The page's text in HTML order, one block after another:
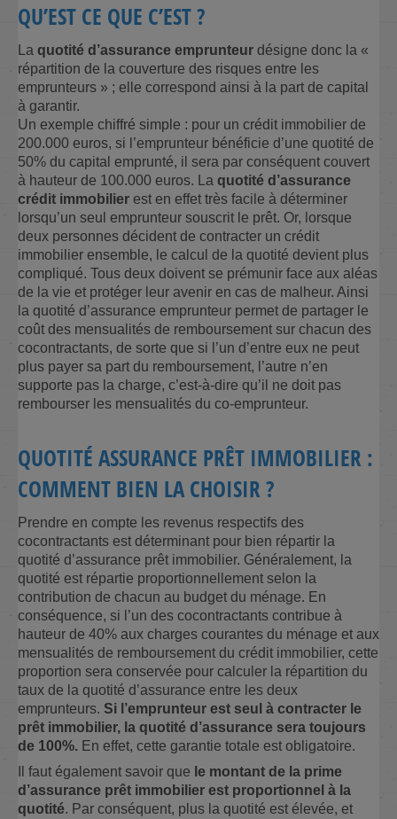
QU’EST CE QUE C’EST ?
La quotité d’assurance emprunteur désigne donc la «
répartition de la couverture des risques entre les
emprunteurs » ; elle correspond ainsi à la part de capital
à garantir.
Un exemple chiffré simple : pour un crédit immobilier de
200.000 euros, si l’emprunteur bénéficie d’une quotité de
50% du capital emprunté, il sera par conséquent couvert
à hauteur de 100.000 euros. La quotité d’assurance
crédit immobilier est en effet très facile à déterminer
lorsqu’un seul emprunteur souscrit le prêt. Or, lorsque
deux personnes décident de contracter un crédit
immobilier ensemble, le calcul de la quotité devient plus
compliqué. Tous deux doivent se prémunir face aux aléas
de la vie et protéger leur avenir en cas de malheur. Ainsi
la quotité d’assurance emprunteur permet de partager le
coût des mensualités de remboursement sur chacun des
cocontractants, de sorte que si l’un d’entre eux ne peut
plus payer sa part du remboursement, l’autre n’en
supporte pas la charge, c’est-à-dire qu’il ne doit pas
rembourser les mensualités du co-emprunteur.
QUOTITÉ ASSURANCE PRÊT IMMOBILIER :
COMMENT BIEN LA CHOISIR ?
Prendre en compte les revenus respectifs des
cocontractants est déterminant pour bien répartir la
quotité d’assurance prêt immobilier. Généralement, la
quotité est répartie proportionnellement selon la
contribution de chacun au budget du ménage. En
conséquence, si l’un des cocontractants contribue à
hauteur de 40% aux charges courantes du ménage et aux
mensualités de remboursement du crédit immobilier, cette
proportion sera conservée pour calculer la répartition du
taux de la quotité d’assurance entre les deux
emprunteurs. Si l’emprunteur est seul à contracter le
prêt immobilier, la quotité d’assurance sera toujours
de 100%. En effet, cette garantie totale est obligatoire.
Il faut également savoir que le montant de la prime
d’assurance prêt immobilier est proportionnel à la
quotité. Par conséquent, plus la quotité est élevée, et